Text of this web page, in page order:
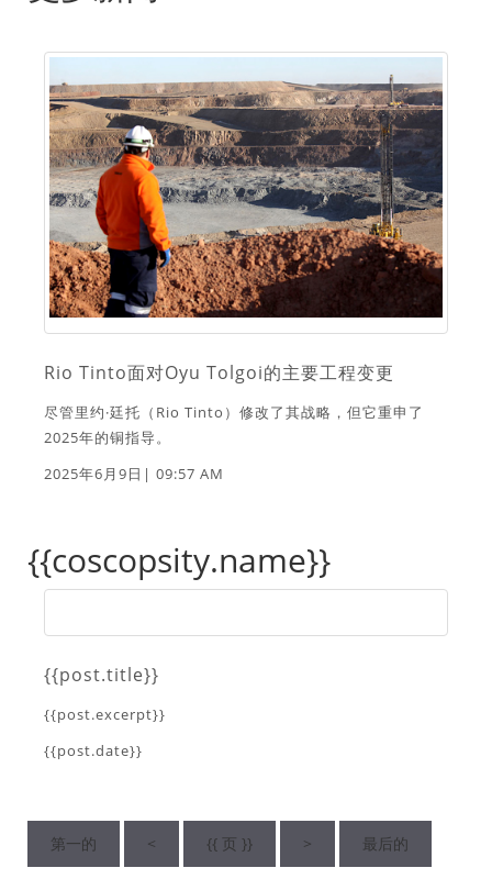
Rio Tinto面对Oyu Tolgoi的主要工程变更
尽管里约·廷托（Rio Tinto）修改了其战略，但它重申了
2025年的铜指导。
2025年6月9日| 09:57 AM
{{coscopsity.name}}
{{post.title}}
{{post.excerpt}}
{{post.date}}
第一的 < {{ 页 }} > 最后的